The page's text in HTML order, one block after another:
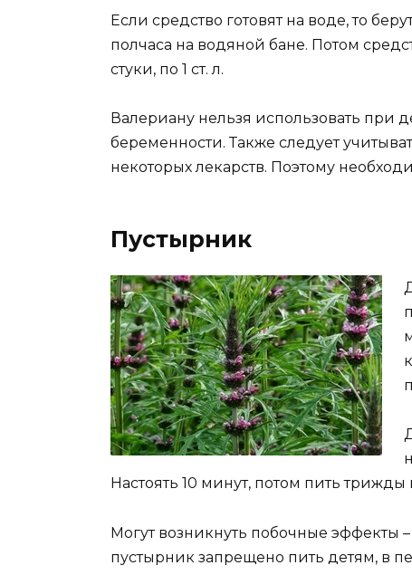
Если средство готовят на воде, то
полчаса на водяной бане. Потом
стуки, по 1 ст. л.
Валериану нельзя использовать при
беременности. Также следует
некоторых лекарств. Поэтому
Пустырник
Настоять 10 минут, потом пить трижды
Могут возникнуть побочные эффекты
пустырник запрещено пить детям, в